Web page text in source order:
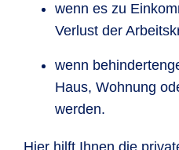
wenn es zu
Verlust der
wenn
Haus, Wohnung
werden.
Hier hilft Ihnen die